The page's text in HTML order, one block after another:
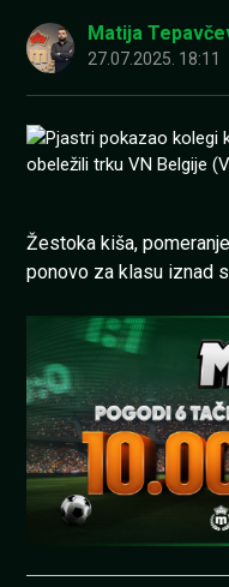
Matija
27.07.2025. 18:11
Žestoka kiša,
ponovo za klasu iznad